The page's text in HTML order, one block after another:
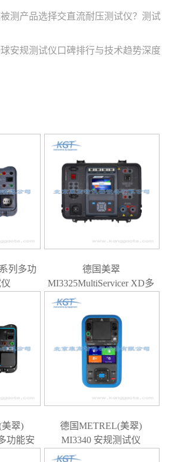
测产品选择交直流耐压测试仪？测试
球安规测试仪口碑排行与技术趋势深度
列多功
德国美翠
MI3325MultiServicer XD多
功能安规综合测试仪（独
翠)
功能安
德国METREL(美翠)
MI3340 安规测试仪